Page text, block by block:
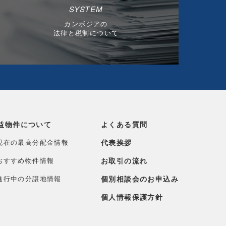
SYSTEM
カンボジアの
法律と税制について
物件について
在の最高分配金情報
すすめ物件情報
行中の分譲地情報
よくある質問
代表挨拶
お取引の流れ
個別相談会のお申込み
個人情報保護方針